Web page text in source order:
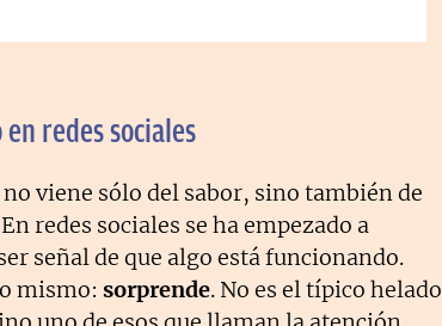
redes sociales
viene sólo del sabor, sino también de
redes sociales se ha empezado a
señal de que algo está funcionando.
mismo: sorprende. No es el típico helado